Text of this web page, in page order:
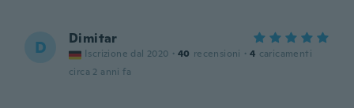
D Dimitar
Iscrizione dal 2020 · 40 recensioni · 4 caricamenti
circa 2 anni fa